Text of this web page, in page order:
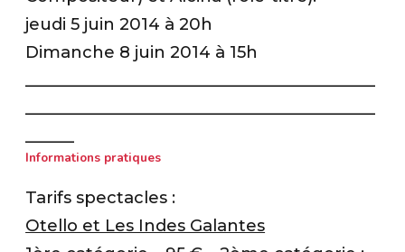
jeudi 5 juin 2014 à 20h
Dimanche 8 juin 2014 à 15h
___________________________________________
___________________________________________
______
Informations pratiques
Tarifs spectacles :
Otello et Les Indes Galantes